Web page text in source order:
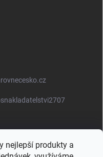
nejlepší produkty a